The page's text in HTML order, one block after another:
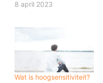
8 april 2023
Wat is hoogsensitiviteit?